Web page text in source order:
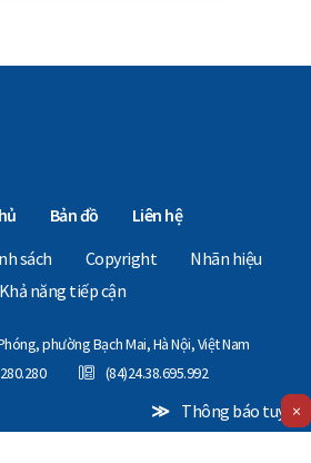
Bản đồ
Liên hệ
sách Copyright
Nhãn hiệu
Khả năng tiếp cận
phường Bạch Mai, Hà Nội, Việt Nam
(84)24.38.695.992
University. All Rights Reserved
Thông báo tuyển sinh×